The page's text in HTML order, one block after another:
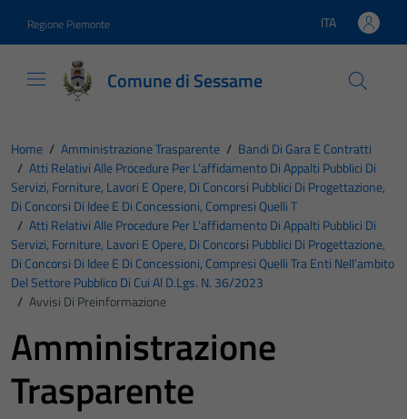
Regione Piemonte Lingua attiva:
ITA
Comune di Sessame
Home / Amministrazione Trasparente / Bandi Di Gara E Contratti
/ Atti Relativi Alle Procedure Per L’affidamento Di Appalti Pubblici Di
Servizi, Forniture, Lavori E Opere, Di Concorsi Pubblici Di Progettazione,
Di Concorsi Di Idee E Di Concessioni, Compresi Quelli T
/ Atti Relativi Alle Procedure Per L’affidamento Di Appalti Pubblici Di
Servizi, Forniture, Lavori E Opere, Di Concorsi Pubblici Di Progettazione,
Di Concorsi Di Idee E Di Concessioni, Compresi Quelli Tra Enti Nell’ambito
Del Settore Pubblico Di Cui Al D.Lgs. N. 36/2023
/ Avvisi Di Preinformazione
Amministrazione
Trasparente